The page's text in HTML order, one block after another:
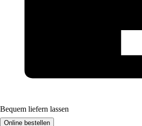
Bequem liefern lassen
Online bestellen